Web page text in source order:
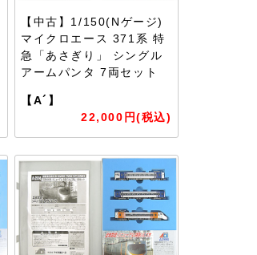
【中古】1/150(Nゲージ)
マイクロエース 371系 特
急「あさぎり」 シングル
アームパンタ 7両セット
【A´】
22,000円(税込)